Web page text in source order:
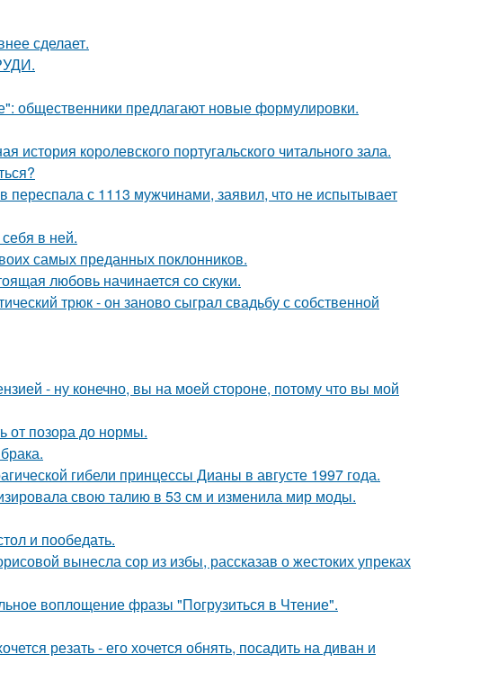
сделает.
общественники предлагают новые формулировки.
королевского португальского читального зала.
с 1113 мужчинами, заявил, что не испытывает
себя в ней.
самых преданных поклонников.
любовь начинается со скуки.
трюк - он заново сыграл свадьбу с собственной
- ну конечно, вы на моей стороне, потому что вы мой
от позора до нормы.
гибели принцессы Дианы в августе 1997 года.
свою талию в 53 см и изменила мир моды.
и пообедать.
вынесла сор из избы, рассказав о жестоких упреках
воплощение фразы "Погрузиться в Чтение".
резать - его хочется обнять, посадить на диван и